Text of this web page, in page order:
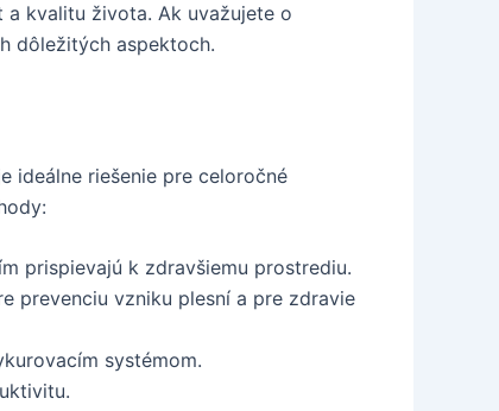
kvalitu života. Ak uvažujete o
dôležitých aspektoch.
ideálne riešenie pre celoročné
prispievajú k zdravšiemu prostrediu.
prevenciu vzniku plesní a pre zdravie
systémom.